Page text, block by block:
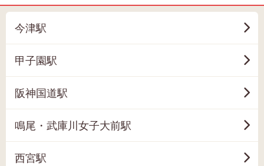
今津駅
甲子園駅
阪神国道駅
鳴尾・武庫川女子大前駅
西宮駅